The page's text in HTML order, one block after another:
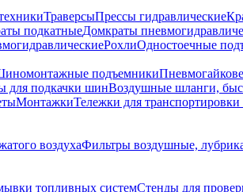
ТраверсыПрессы гидравлические
подкатныеДомкраты
РохлиОдностоечные
подъемники
для подкачки шинВоздушные шланги,
МонтажкиТележки для транспортировки
воздухаФильтры воздушные,
топливных системСтенды для